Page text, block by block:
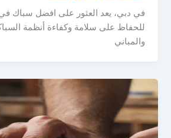
في دبي، يعد العثور على افضل سباك في
للحفاظ على سلامة وكفاءة أنظمة
والمباني